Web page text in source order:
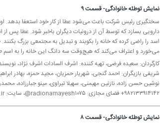
نمایش توطئه خانوادگی- قسمت ۹
سختگیری رئیس شركت باعث می‌شود عطا از كار خود استعفا بدهد. او
دارویی بسازد كه توسط آن از درونیات دیگران باخبر شود. عطا پس
اسد را راضی كرده كه خانه را بكوبند و تبدیل به مجتمعی بزرگ
می‌خورد و اعتراف می‌كند كه هیچ‌وقت سه دانگ این خانه را به
كارگردان: سعیده فرضی، تهیه كننده: اشرف السادات اشرف نژاد،
شریفی بازیگران: احمد گنجی، شهریار حمزیان، مجید حمزه، بهادر
۹۸۲۱۳۳۹۱۴۱۴۲+ فضای مجازی: radionamayesh۱۰۷۵@، سایت: www.radionamayesh.ir
نمایش توطئه خانوادگی- قسمت ۸